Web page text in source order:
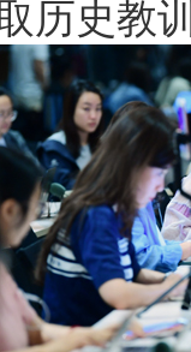
历史教